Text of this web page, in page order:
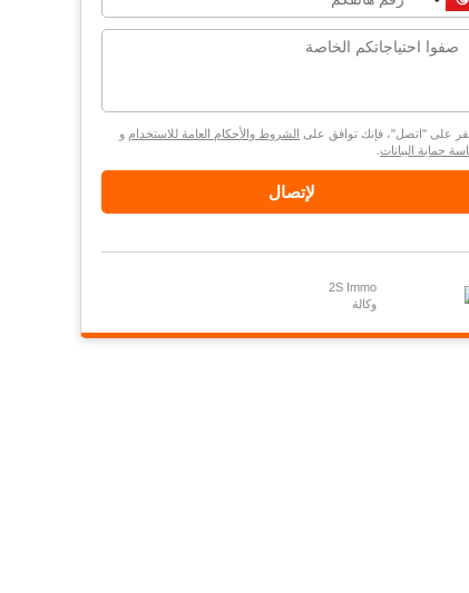
على "اتصل"، فإنك توافق على الشروط والأحكام العامة للاستخدام و
حماية البيانات.
لإتصال
2S Immo
وكالة